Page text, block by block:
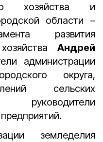
хозяйства и
области –
развития
Андрей
администрации
округа,
сельских
земледелия